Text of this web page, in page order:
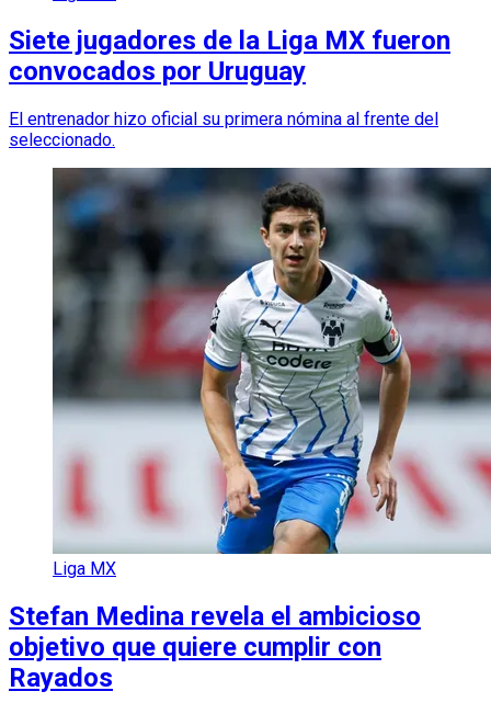
Siete jugadores de la Liga MX fueron
convocados por Uruguay
El entrenador hizo oficial su primera nómina al frente del
seleccionado.
Liga MX
Stefan Medina revela el ambicioso
objetivo que quiere cumplir con
Rayados